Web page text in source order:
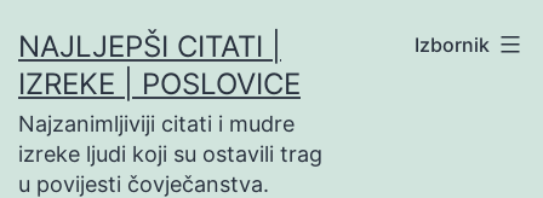
na
sadržaj
NAJLJEPŠI CITATI |
IZREKE | POSLOVICE
Najzanimljiviji citati i mudre
izreke ljudi koji su ostavili trag
u povijesti čovječanstva.
Izbornik